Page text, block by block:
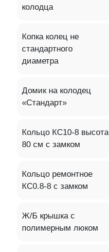
колодца
Копка колец не
стандартного
диаметра
Домик на колодец
«Стандарт»
Кольцо КС10-8 высота
80 см с замком
Кольцо ремонтное
КС0.8-8 с замком
Ж/Б крышка с
полимерным люком